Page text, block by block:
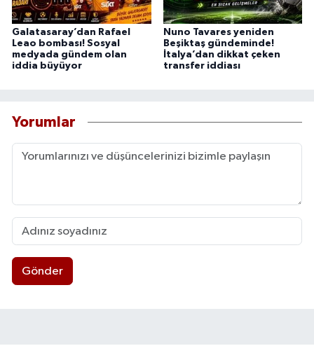
Galatasaray’dan Rafael
Leao bombası! Sosyal
medyada gündem olan
iddia büyüyor
Nuno Tavares yeniden
Beşiktaş gündeminde!
İtalya’dan dikkat çeken
transfer iddiası
Yorumlar
Gönder